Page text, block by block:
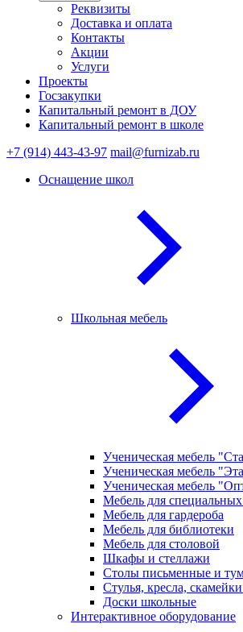
Реквизиты
Доставка и оплата
Контакты
Акции
Услуги
Проекты
Госзакупки
Капитальный ремонт в ДОУ
Капитальный ремонт в школе
+7 (914) 443-43-97 mail@furnizab.ru
Оснащение школ
Школьная мебель
Ученическая мебель
Ученическая мебель
Ученическая мебель
Мебель для
Мебель для гардероба
Мебель для библиотеки
Мебель для столовой
Шкафы и стеллажи
Столы письменные и
Стулья, кресла,
Доски школьные
Интерактивное оборудование